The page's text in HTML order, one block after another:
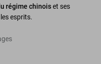
régime chinoiset ses
esprits.